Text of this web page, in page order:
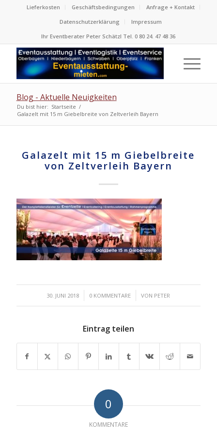
Lieferkosten Geschäftsbedingungen
Anfrage + Kontakt
Datenschutzerklärung
Impressum
Ihr Eventberater Peter Schätzl Tel. 0 80 24. 47 48 36
Blog - Aktuelle Neuigkeiten
Du bist hier: Startseite /
Galazelt mit 15 m Giebelbreite von Zeltverleih Bayern
Galazelt mit 15 m Giebelbreite
von Zeltverleih Bayern
30. JUNI 2018
/ 0 KOMMENTARE
/ VON PETER
Eintrag teilen
0
KOMMENTARE